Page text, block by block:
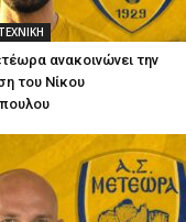
ανακοινώνει την
του Νίκου